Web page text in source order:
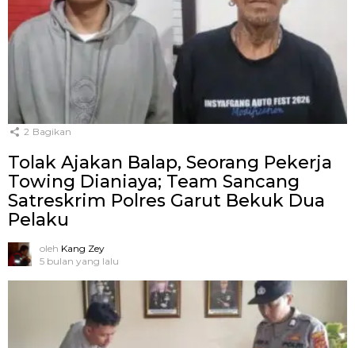
2 Bagikan
Tolak Ajakan Balap, Seorang Pekerja
Towing Dianiaya; Team Sancang
Satreskrim Polres Garut Bekuk Dua
Pelaku
oleh Kang Zey
5 bulan yang lalu